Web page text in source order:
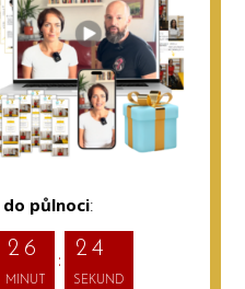
do půlnoci:
2 6
MINUT
2
3
SEKUND